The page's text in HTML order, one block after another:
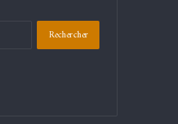
Rechercher :